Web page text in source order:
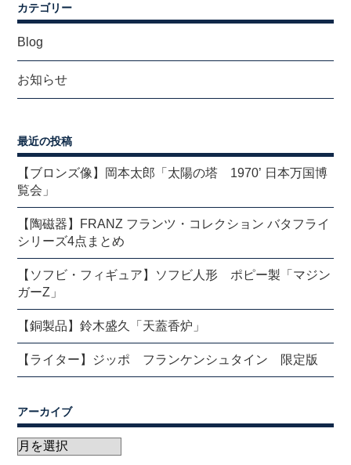
カテゴリー
Blog
お知らせ
最近の投稿
【ブロンズ像】岡本太郎「太陽の塔 1970’ 日本万国博
覧会」
【陶磁器】FRANZ フランツ・コレクション バタフライ
シリーズ4点まとめ
【ソフビ・フィギュア】ソフビ人形 ポピー製「マジン
ガーZ」
【銅製品】鈴木盛久「天蓋香炉」
【ライター】ジッポ フランケンシュタイン 限定版
アーカイブ